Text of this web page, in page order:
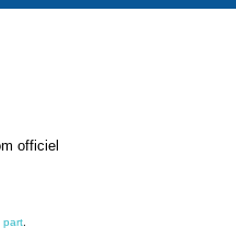
officiel
part